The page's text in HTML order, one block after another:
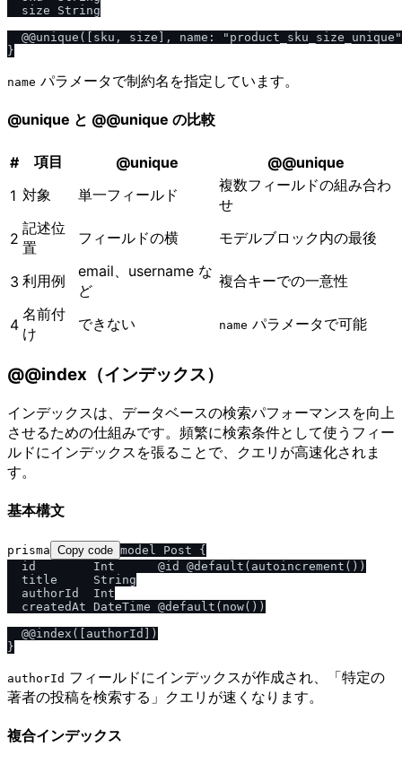
  size String
@@unique([sku, size], name:
name パラメータで制約名を指定しています。
@unique と @@unique の比較
# 項目 @unique
@@unique
1 対象 単一フィールド
複数フィールドの組み合わ
せ
2
記述位
置
フィールドの横 モデルブロック内の最後
3 利用例
email、username な
ど
複合キーでの一意性
4
名前付
け
できない name パラメータで可能
@@index（インデックス）
インデックスは、データベースの検索パフォーマンスを向上
させるための仕組みです。頻繁に検索条件として使うフィー
ルドにインデックスを張ることで、クエリが高速化されま
す。
基本構文
prisma Copy code model Post {
  id        Int      @id @default(autoincrement())
  title     String
  authorId  Int
  createdAt DateTime @default(now())
  @@index([authorId])
authorId フィールドにインデックスが作成され、「特定の
著者の投稿を検索する」クエリが速くなります。
複合インデックス